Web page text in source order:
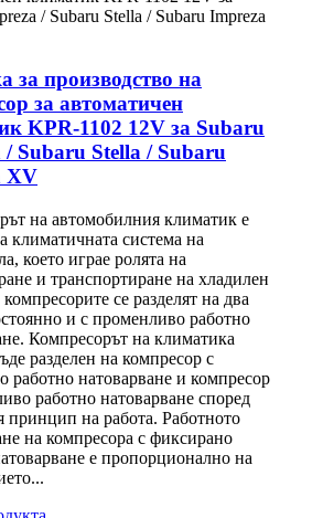
за производство на
за автоматичен
KPR-1102 12V за Subaru
/ Subaru Stella / Subaru
XV
на автомобилния климатик е
климатичната система на
което играе ролята на
и транспортиране на хладилен
се разделят на два
и с променливо работно
Компресорът на климатика
разделен на компресор с
работно натоварване и компресор
работно натоварване според
принцип на работа. Работното
на компресора с фиксирано
е пропорционално на